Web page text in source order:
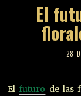
El
28
El futuro de las